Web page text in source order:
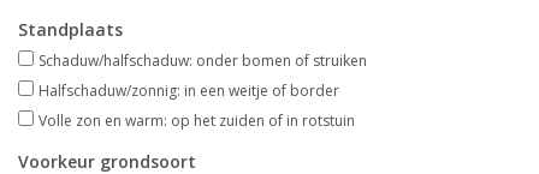
Herfstbloeiers
Schaduwplanten
Aanbiedingen
Standplaats
Schaduw/halfschaduw: onder bomen of struiken
Halfschaduw/zonnig: in een weitje of border
Volle zon en warm: op het zuiden of in rotstuin
Voorkeur grondsoort